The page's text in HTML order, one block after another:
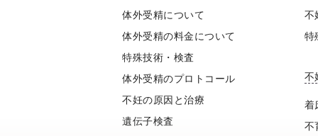
体外受精について
体外受精の料金について
特殊技術・検査
体外受精のプロトコール
不妊の原因と治療
遺伝子検査
不
特
不
着
不